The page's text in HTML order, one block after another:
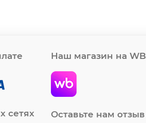
сетях
Наш магазин на WB
Оставьте нам отзыв